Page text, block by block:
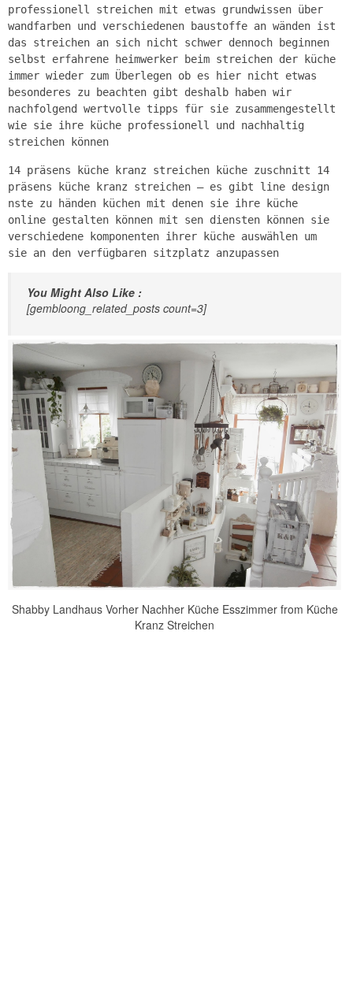
professionell streichen mit etwas grundwissen über
wandfarben und verschiedenen baustoffe an wänden ist
das streichen an sich nicht schwer dennoch beginnen
selbst erfahrene heimwerker beim streichen der küche
immer wieder zum Überlegen ob es hier nicht etwas
besonderes zu beachten gibt deshalb haben wir
nachfolgend wertvolle tipps für sie zusammengestellt
wie sie ihre küche professionell und nachhaltig
streichen können
14 präsens küche kranz streichen küche zuschnitt 14
präsens küche kranz streichen – es gibt line design
nste zu händen küchen mit denen sie ihre küche
online gestalten können mit sen diensten können sie
verschiedene komponenten ihrer küche auswählen um
sie an den verfügbaren sitzplatz anzupassen
You Might Also Like :
[gembloong_related_posts count=3]
Shabby Landhaus Vorher Nachher Küche Esszimmer from Küche
Kranz Streichen